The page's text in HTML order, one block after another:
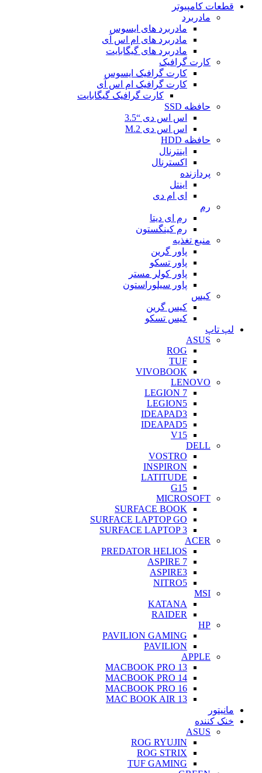
قطعات کامپیوتر
مادربرد
مادربرد های ایسوس
مادربرد های ام اس آی
مادربرد های گیگابایت
کارت گرافیک
کارت گرافیک ایسوس
کارت گرافیک ام اس آی
کارت گرافیک گیگابایت
حافظه SSD
اس اس دی “3.5
اس اس دی M.2
حافظه HDD
اینترنال
اکسترنال
پردازنده
اینتل
ای ام دی
رم
رم ای دیتا
رم کینگستون
منبع تغذیه
پاور گرین
پاور تسکو
پاور کولر مستر
پاور سیلوراستون
کیس
کیس گرین
کیس تسکو
لپ تاپ
ASUS
ROG
TUF
VIVOBOOK
LENOVO
LEGION 7
LEGION5
IDEAPAD3
IDEAPAD5
V15
DELL
VOSTRO
INSPIRON
LATITUDE
G15
MICROSOFT
SURFACE BOOK
SURFACE LAPTOP GO
SURFACE LAPTOP 3
ACER
PREDATOR HELIOS
ASPIRE 7
ASPIRE3
NITRO5
MSI
KATANA
RAIDER
HP
PAVILION GAMING
PAVILION
APPLE
MACBOOK PRO 13
MACBOOK PRO 14
MACBOOK PRO 16
MAC BOOK AIR 13
مانیتور
خنک کننده
ASUS
ROG RYUJIN
ROG STRIX
TUF GAMING